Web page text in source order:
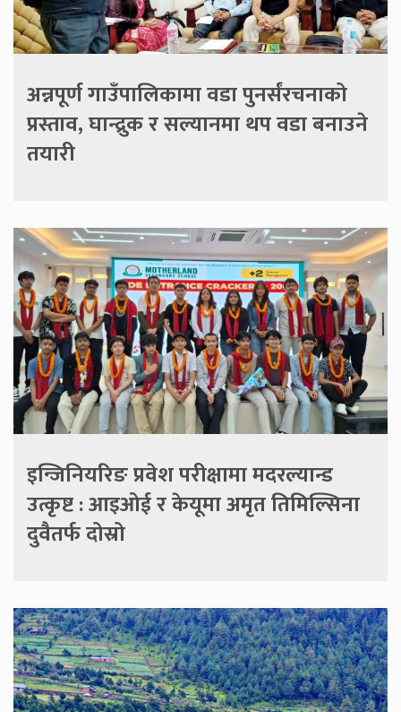
अन्नपूर्ण गाउँपालिकामा वडा पुनर्संरचनाको
प्रस्ताव, घान्द्रुक र सल्यानमा थप वडा बनाउने
तयारी
इन्जिनियरिङ प्रवेश परीक्षामा मदरल्यान्ड
उत्कृष्ट : आइओई र केयूमा अमृत तिमिल्सिना
दुवैतर्फ दोस्रो